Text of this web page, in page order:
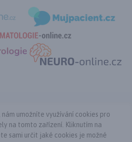
použití
Ochrana osobních údajů
Nastavení cookies
, nám umožníte využívání cookies pro
na tomto zařízení. Kliknutím na
sami určit jaké cookies je možné